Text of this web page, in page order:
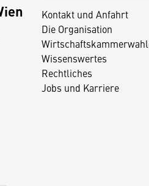
Kontakt und Anfahrt
Die Organisation
Wissenswertes
Rechtliches
Jobs und Karriere